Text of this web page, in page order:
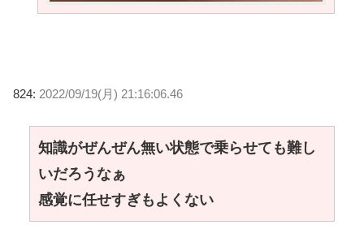
824: 2022/09/19(月) 21:16:06.46
知識がぜんぜん無い状態で乗らせても難し
いだろうなぁ
感覚に任せすぎもよくない